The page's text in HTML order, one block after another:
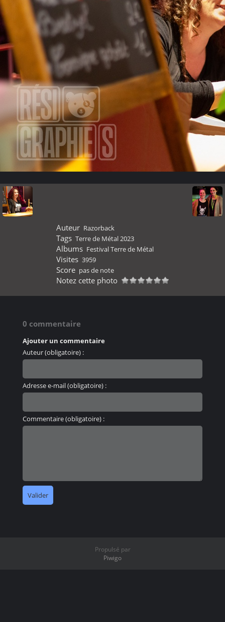
Auteur Razorback
Tags Terre de Métal 2023
Albums Festival Terre de Métal
Visites 3959
Score pas de note
Notez cette photo
0 commentaire
Ajouter un commentaire
Auteur (obligatoire) :
Adresse e-mail (obligatoire) :
Commentaire (obligatoire) :
Propulsé par
Piwigo